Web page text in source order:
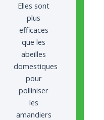
Elles sont
plus
efficaces
que les
abeilles
domestiques
pour
polliniser
les
amandiers